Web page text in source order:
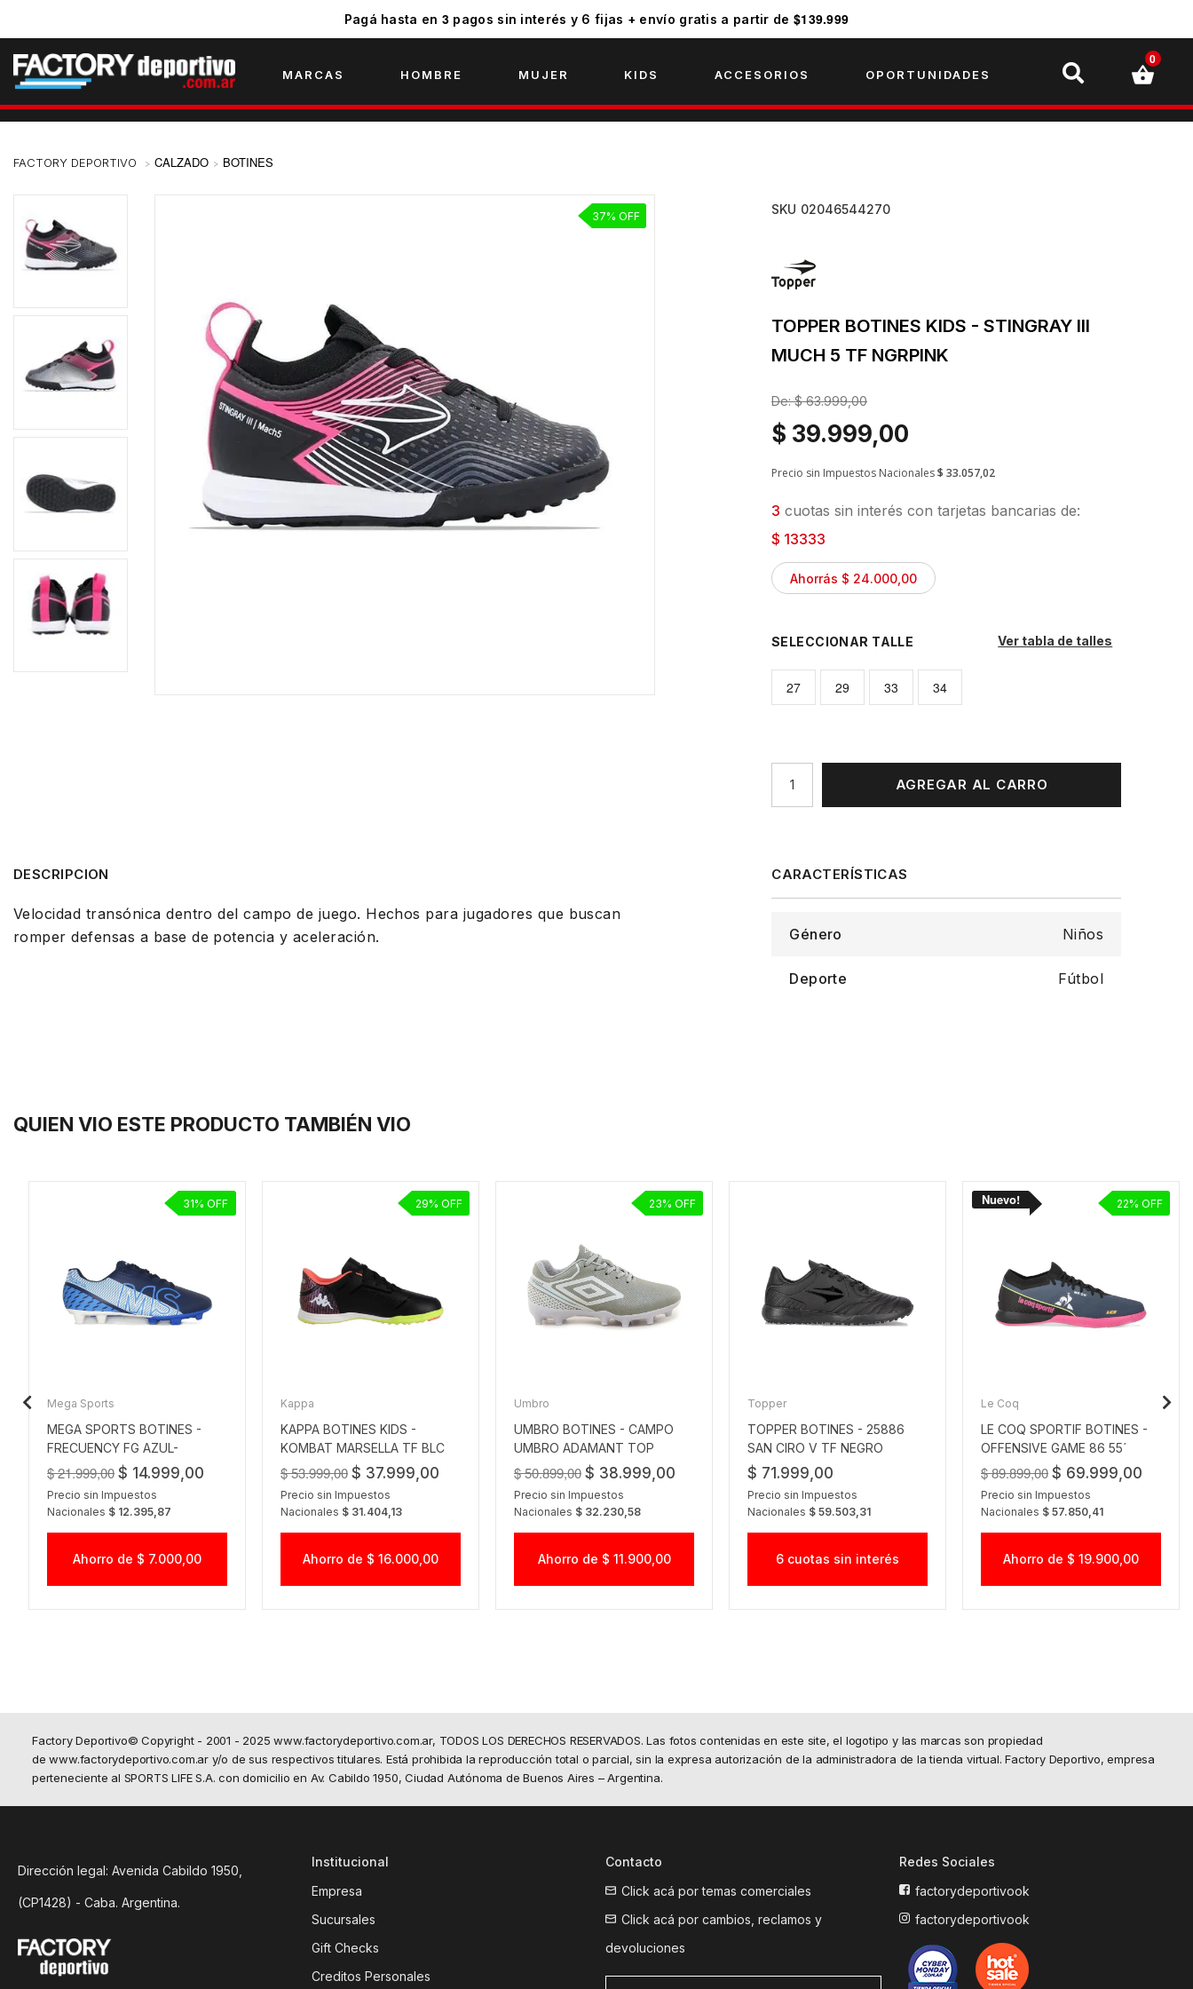
Pagá hasta en 3 pagos sin interés y 6 fijas + envío gratis a partir de $139.999
MARCAS HOMBRE MUJER KIDS ACCESORIOS OPORTUNIDADES
0
CALZADO BOTINES
37% OFF SKU 02046544270
TOPPER BOTINES KIDS - STINGRAY III
MUCH 5 TF NGRPINK
De:$ 63.999,00
$ 39.999,00
Precio sin Impuestos Nacionales$ 33.057,02
3 cuotas sin interés con tarjetas bancarias de:
$ 13333
Ahorrás $ 24.000,00
Ver tabla de talles
TALLE
27 29 33 34
AGREGAR AL CARRO
DESCRIPCION
Velocidad transónica dentro del campo de juego. Hechos para jugadores que buscan
romper defensas a base de potencia y aceleración.
Género Niños
Deporte Fútbol
QUIEN VIO ESTE PRODUCTO TAMBIÉN VIO
Mega Sports
MEGA SPORTS BOTINES -
FRECUENCY FG AZUL-
CELESTE
$ 21.999,00 $ 14.999,00
Precio sin Impuestos
Nacionales $ 12.395,87
31
Ahorro de $ 7.000,00
Kappa
KAPPA BOTINES KIDS -
KOMBAT MARSELLA TF BLC
$ 53.999,00 $ 37.999,00
Precio sin Impuestos
Nacionales $ 31.404,13
29
Ahorro de $ 16.000,00
Umbro
UMBRO BOTINES - CAMPO
UMBRO ADAMANT TOP
SPEED JR
$ 50.899,00 $ 38.999,00
Precio sin Impuestos
Nacionales $ 32.230,58
23
Ahorro de $ 11.900,00
Topper
TOPPER BOTINES - 25886
SAN CIRO V TF NEGRO
$ 71.999,00
Precio sin Impuestos
Nacionales $ 59.503,31
6 cuotas sin interés
Le Coq
LE COQ SPORTIF BOTINES -
OFFENSIVE GAME 86 55´
NAVY
$ 89.899,00 $ 69.999,00
Precio sin Impuestos
Nacionales $ 57.850,41
22
Ahorro de $ 19.900,00
Factory Deportivo© Copyright - 2001 - 2025 www.factorydeportivo.com.ar, TODOS LOS DERECHOS RESERVADOS. Las fotos contenidas en este site, el logotipo y las marcas son propiedad
de www.factorydeportivo.com.ar y/o de sus respectivos titulares. Está prohibida la reproducción total o parcial, sin la expresa autorización de la administradora de la tienda virtual. Factory Deportivo, empresa
perteneciente al SPORTS LIFE S.A. con domicilio en Av. Cabildo 1950, Ciudad Autónoma de Buenos Aires – Argentina.
Dirección legal: Avenida Cabildo 1950,
(CP1428) - Caba. Argentina.
Institucional
Empresa
Sucursales
Gift Checks
Creditos Personales
Contacto
Click acá por temas comerciales
Click acá por cambios, reclamos y
devoluciones
Redes Sociales
factorydeportivook
factorydeportivook